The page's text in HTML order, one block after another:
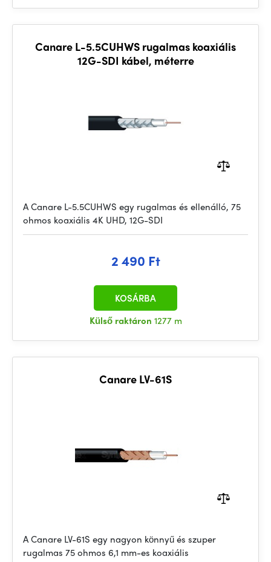
Canare L-5.5CUHWS rugalmas koaxiális
12G-SDI kábel, méterre
A Canare L-5.5CUHWS egy rugalmas és ellenálló, 75
ohmos koaxiális 4K UHD, 12G-SDI
2 490 Ft
Külső raktáron 1277 m
KOSÁRBA
Canare LV-61S
A Canare LV-61S egy nagyon könnyű és szuper
rugalmas 75 ohmos 6,1 mm-es koaxiális